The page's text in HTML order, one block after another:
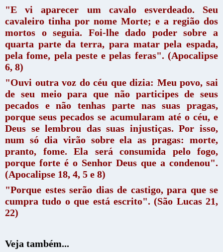
"E vi aparecer um cavalo esverdeado. Seu
cavaleiro tinha por nome Morte; e a região dos
mortos o seguia. Foi-lhe dado poder sobre a
quarta parte da terra, para matar pela espada,
pela fome, pela peste e pelas feras". (Apocalipse
6, 8)
"Ouvi outra voz do céu que dizia: Meu povo, sai
de seu meio para que não participes de seus
pecados e não tenhas parte nas suas pragas,
porque seus pecados se acumularam até o céu, e
Deus se lembrou das suas injustiças. Por isso,
num só dia virão sobre ela as pragas: morte,
pranto, fome. Ela será consumida pelo fogo,
porque forte é o Senhor Deus que a condenou".
(Apocalipse 18, 4, 5 e 8)
"Porque estes serão dias de castigo, para que se
cumpra tudo o que está escrito". (São Lucas 21,
22)
Veja também...